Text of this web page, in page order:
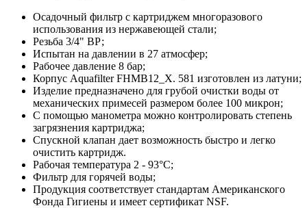
Осадочный фильтр с картриджем многоразового
использования из нержавеющей стали;
Резьба 3/4" ВР;
Испытан на давлении в 27 атмосфер;
Рабочее давление 8 бар;
Корпус Aquafilter FHMB12_X. 581 изготовлен из латуни;
Изделие предназначено для грубой очистки воды от
механических примесей размером более 100 микрон;
C помощью манометра можно контролировать степень
загрязнения картриджа;
Спускной клапан дает возможность быстро и легко
очистить картридж.
Рабочая температура 2 - 93°С;
Фильтр для горячей воды;
Продукция соответствует стандартам Американского
Фонда Гигиены и имеет сертификат NSF.